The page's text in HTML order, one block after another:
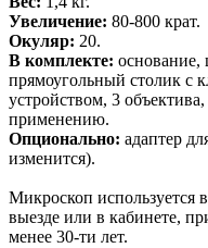
Увеличение: 80-800 крат.
Окуляр: 20.
В комплекте: основание,
прямоугольный столик с
устройством, 3
применению.
Опционально: адаптер
изменится).
Микроскоп используется
выезде или в кабинете,
менее 30-ти лет.